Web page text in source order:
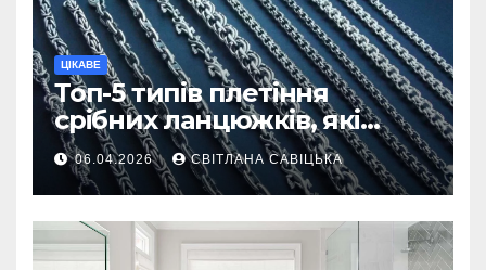
ЦІКАВЕ
Топ-5 типів плетіння
срібних ланцюжків, які
вважаються
найнадійнішими
06.04.2026 СВІТЛАНА САВІЦЬКА